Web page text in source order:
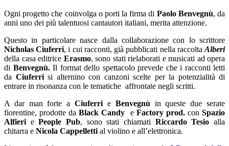
Ogni progetto che coinvolga o porti la firma di Paolo Benvegnù, da
anni uno dei più talentuosi cantautori italiani, merita attenzione.
Questo in particolare nasce dalla collaborazione con lo scrittore
Nicholas Ciuferri, i cui racconti, già pubblicati nella raccoltaAlberi
della casa editrice Erasmo, sono stati rielaborati e musicati ad opera
di Benvegnù.Il format dello spettacolo prevede che i racconti letti
da Ciuferrisi alternino con canzoni scelte per la potenzialità di
entrare in risonanza con le tematiche affrontate negli scritti.
A dar man forte aCiuferri e Benvegnù in queste due serate
fiorentine, prodotte daBlack Candy e Factory prod.conSpazio
Alfieri ePeople Pub, sono stati chiamati Riccardo Tesio alla
chitarra e Nicola Cappelletti al violino e all’elettronica.